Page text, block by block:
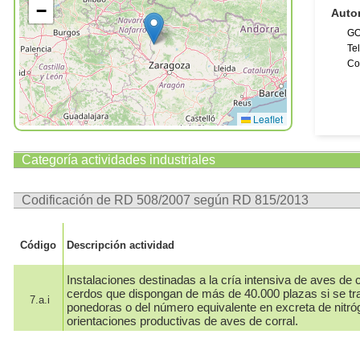
−
Leaflet
La
y
Categoría actividades industriales
Codificación de RD 508/2007 según RD 815/2013
Código Descripción actividad
7.a.i
Instalaciones destinadas a la cría intensiva de aves de
cerdos que dispongan de más de 40.000 plazas si se
ponedoras o del número equivalente en excreta de
orientaciones productivas de aves de corral.